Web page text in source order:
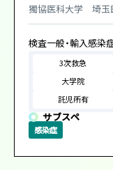
獨協医科大学 ​埼玉
検査一般・輸入感染
3次救急
大学院
託児所有
サブスペ
感染症